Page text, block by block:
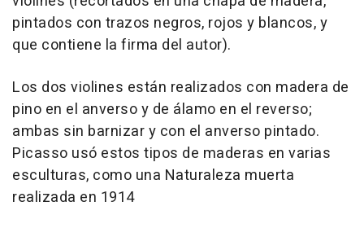
pintados con trazos negros, rojos y blancos, y
que contiene la firma del autor).
Los dos violines están realizados con madera de
pino en el anverso y de álamo en el reverso;
ambas sin barnizar y con el anverso pintado.
Picasso usó estos tipos de maderas en varias
esculturas, como una Naturaleza muerta
realizada en 1914